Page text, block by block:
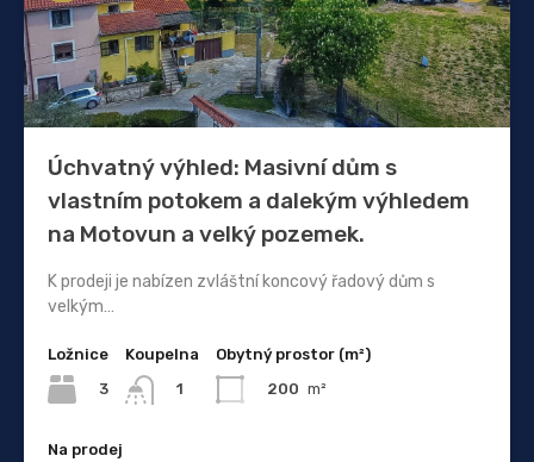
Úchvatný výhled: Masivní dům s
vlastním potokem a dalekým výhledem
na Motovun a velký pozemek.
K prodeji je nabízen zvláštní koncový řadový dům s
velkým…
Ložnice
3
Koupelna
1
Obytný prostor (m²)
200 m²
Na prodej